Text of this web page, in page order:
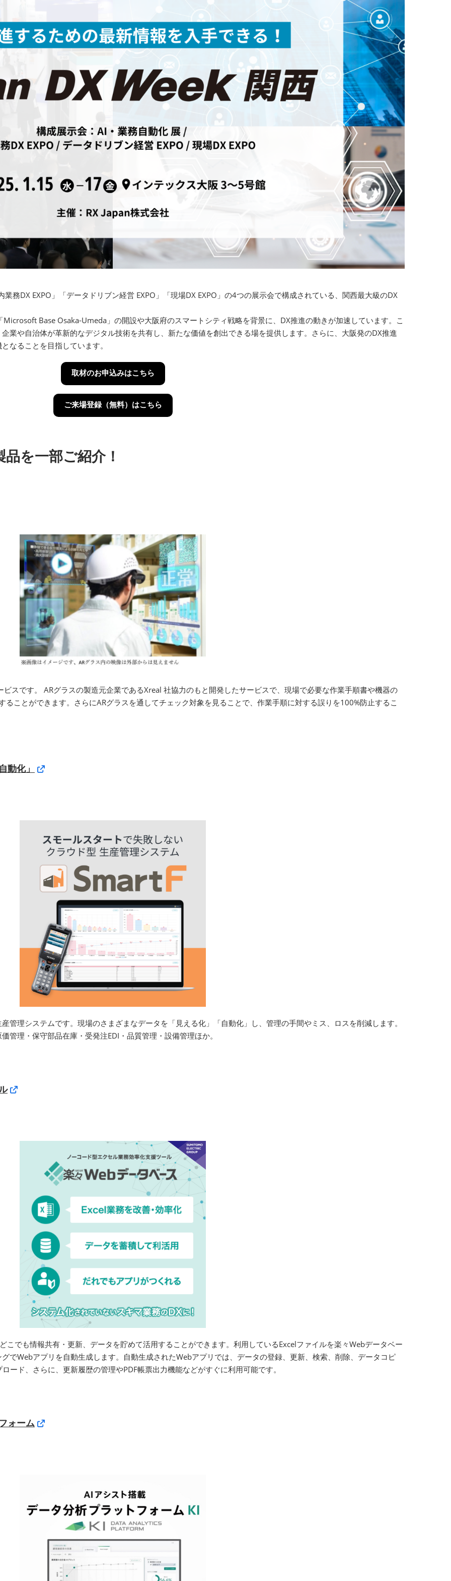
務DX EXPO」「データドリブン経営 EXPO」「現場DX EXPO」の4つの展示会で構成されている、関西最大級のDX
Base Osaka-Umeda」の開設や大阪府のスマートシティ戦略を背景に、DX推進の動きが加速しています。こ
業や自治体が革新的なデジタル技術を共有し、新たな価値を創出できる場を提供します。さらに、大阪発のDX推進
なることを目指しています。
取材のお申込みはこちら
ご来場登録（無料）はこちら
を一部ご紹介！
スです。 ARグラスの製造元企業であるXreal 社協力のもと開発したサービスで、現場で必要な作業手順書や機器の
ことができます。さらにARグラスを通してチェック対象を見ることで、作業手順に対する誤りを100%防止するこ
動化」
管理システムです。現場のさまざまなデータを「見える化」「自動化」し、管理の手間やミス、ロスを削減します。
管理・保守部品在庫・受発注EDI・品質管理・設備管理ほか。
こでも情報共有・更新、データを貯めて活用することができます。利用しているExcelファイルを楽々Webデータベー
でWebアプリを自動生成します。自動生成されたWebアプリでは、データの登録、更新、検索、削除、データコピ
ード、さらに、更新履歴の管理やPDF帳票出力機能などがすぐに利用可能です。
ォーム